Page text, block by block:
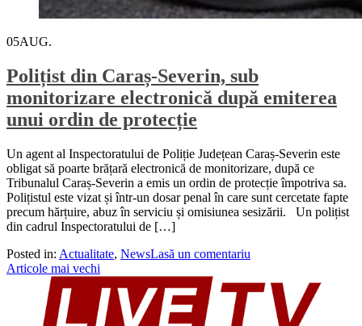
05AUG.
Polițist din Caraș-Severin, sub
monitorizare electronică după emiterea
unui ordin de protecție
Un agent al Inspectoratului de Poliție Județean Caraș-Severin este
obligat să poarte brățară electronică de monitorizare, după ce
Tribunalul Caraș-Severin a emis un ordin de protecție împotriva sa.
Polițistul este vizat și într-un dosar penal în care sunt cercetate fapte
precum hărțuire, abuz în serviciu și omisiunea sesizării. Un polițist
din cadrul Inspectoratului de […]
Posted in: Actualitate, NewsLasă un comentariu
Navigare
articole
Articole mai vechi